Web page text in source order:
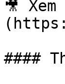
🎥
####